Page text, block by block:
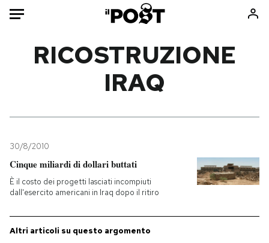
Mondo
Tecnologia
Internet
Scienza
Libri
Ok Boomer!
RICOSTRUZIONE
IRAQ
30/8/2010
Cinque miliardi di dollari buttati
È il costo dei progetti lasciati incompiuti
dall'esercito americani in Iraq dopo il ritiro
Altri articoli su questo argomento